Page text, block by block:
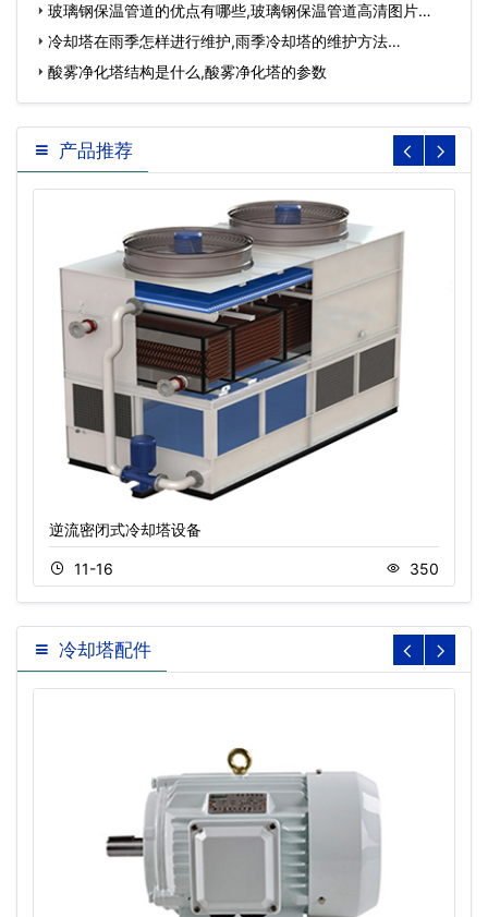
玻璃钢保温管道的优点有哪些,玻璃钢保温管道高清图片…
冷却塔在雨季怎样进行维护,雨季冷却塔的维护方法…
酸雾净化塔结构是什么,酸雾净化塔的参数
产品推荐
逆流密闭式冷却塔设备
11-16 350
冷却塔配件